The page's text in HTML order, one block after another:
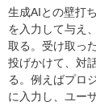
生成AIとの壁打
を入力して与え
取る。受け取っ
投げかけて、対
る。例えばプロ
に入力し、ユー